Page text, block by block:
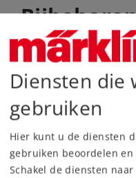
Diensten die
gebruiken
Hier kunt u de diensten
gebruiken beoordelen
Schakel de diensten